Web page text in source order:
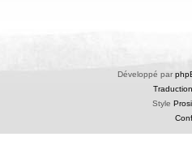
Développé par
Style